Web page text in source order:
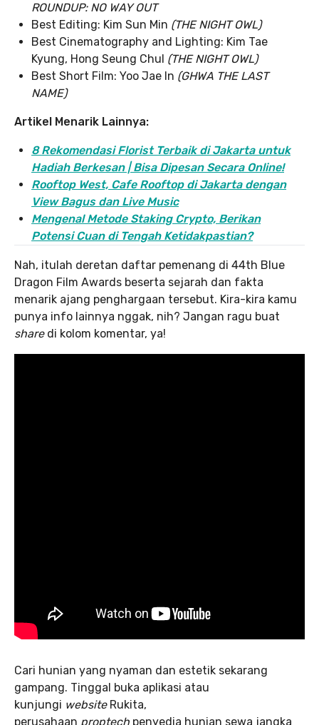
ROUNDUP: NO WAY OUT
Best Editing: Kim Sun Min (THE NIGHT OWL)
Best Cinematography and Lighting: Kim Tae
Kyung, Hong Seung Chul (THE NIGHT OWL)
Best Short Film: Yoo Jae In (GHWA THE LAST
NAME)
Artikel Menarik Lainnya:
8 Rekomendasi Florist Terbaik di Jakarta untuk
Hadiah Berkesan | Bisa Dipesan Secara Online!
Rooftop West, Cafe Rooftop di Jakarta dengan
View Bagus dan Live Music
Mengenal Metode Staking Crypto, Berikan
Potensi Cuan di Tengah Ketidakpastian?
Nah, itulah deretan daftar pemenang di 44th Blue
Dragon Film Awards beserta sejarah dan fakta
menarik ajang penghargaan tersebut. Kira-kira kamu
punya info lainnya nggak, nih? Jangan ragu buat
sharedi kolom komentar, ya!
Cari hunian yang nyaman dan estetik sekarang
gampang. Tinggal buka aplikasi atau
kunjungi websiteRukita,
perusahaan proptech penyedia hunian sewa jangka